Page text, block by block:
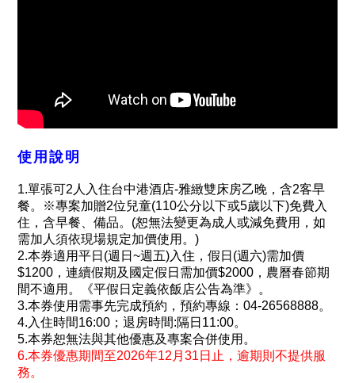
使用說明
1.單張可2人入住台中港酒店-雅緻雙床房乙晚，含2客早
餐。※專案加贈2位兒童(110公分以下或5歲以下)免費入
住，含早餐、備品。(恕無法變更為成人或減免費用，如
需加人須依現場規定加價使用。)
2.本券適用平日(週日~週五)入住，假日(週六)需加價
$1200，連續假期及國定假日需加價$2000，農曆春節期
間不適用。《平假日定義依飯店公告為準》。
3.本券使用需事先完成預約，預約專線：04-26568888。
4.入住時間16:00；退房時間:隔日11:00。
5.本券恕無法與其他優惠及專案合併使用。
6.本券優惠期間至2026年12月31日止，逾期則不提供服
務。